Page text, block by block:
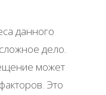
данного
дело.
может
Это